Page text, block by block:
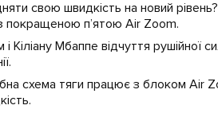
свою швидкість на новий
покращеною п’ятою Air Zoom.
Кіліану Мбаппе відчуття рушійної
схема тяги працює з блоком Air